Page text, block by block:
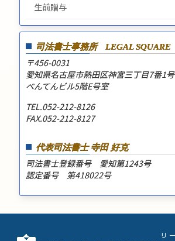
生前贈与
司法書士事務所 LEGAL SQUARE
〒456-0031
愛知県名古屋市熱田区神宮三丁目7番1号
べんてんビル5階E号室
TEL.052-212-8126
FAX.052-212-8127
代表司法書士 寺田 好克
司法書士登録番号 愛知第1243号
認定番号 第418022号